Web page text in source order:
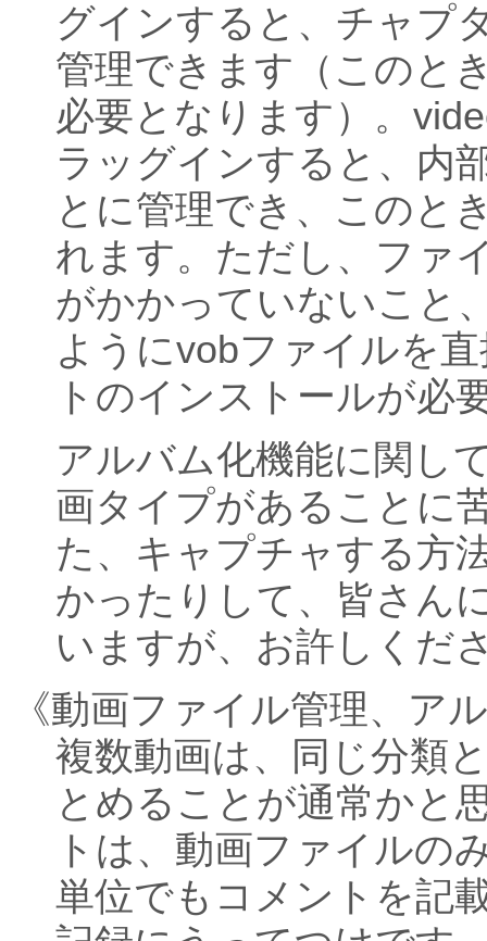
グインすると、チャプ
管理できます（このと
必要となります）。
ラッグインすると、内
とに管理でき、このと
れます。ただし、ファ
がかかっていないこと
ようにvobファイルを
トのインストールが必
アルバム化機能に関し
画タイプがあることに
た、キャプチャする方
かったりして、皆さん
いますが、お許しくだ
《動画ファイル管理、ア
複数動画は、同じ分類
とめることが通常かと
トは、動画ファイルの
単位でもコメントを記